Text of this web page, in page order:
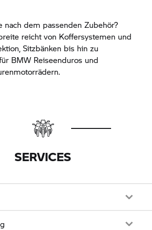
nach dem passenden Zubehör?
reicht von Koffersystemen und
Sitzbänken bis hin zu
BMW Reiseenduros und
SERVICES